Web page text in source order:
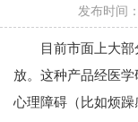
发布时间
目前市面上大部
放。这种产品经医
心理障碍（比如烦